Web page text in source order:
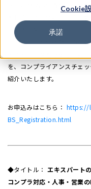
Cookie
承諾
メールやSNSが情報伝達の
加している現代において、
必要不可欠です。
エキスパートの経験で培わ
キストデータを分析し、見
を、コンプライアンスチェ
紹介いたします。
お申込みはこちら： https://
BS_Registration.html
◆タイトル：エキスパート
コンプラ対応・人事・営業